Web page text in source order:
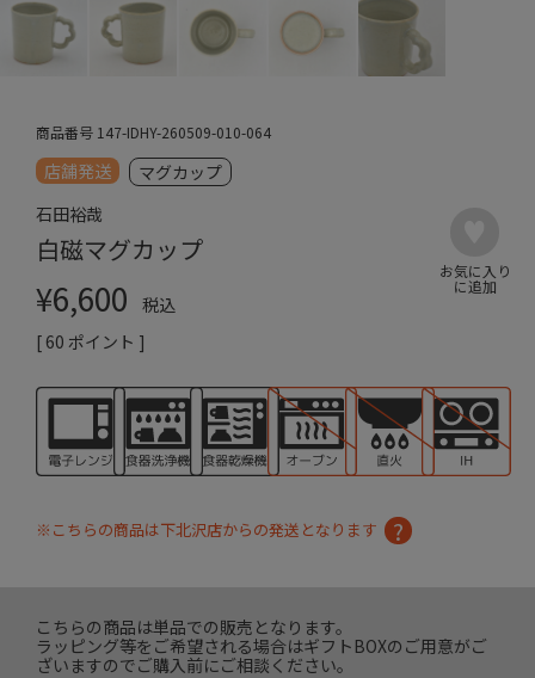
商品番号 147-IDHY-260509-010-064
店舗発送
マグカップ
石田裕哉
白磁マグカップ
¥6,600
税込
[ 60 ポイント ]
※こちらの商品は下北沢店からの発送となります
こちらの商品は単品での販売となります。
ラッピング等をご希望される場合はギフトBOXのご用意がご
ざいますのでご購入前にご相談ください。